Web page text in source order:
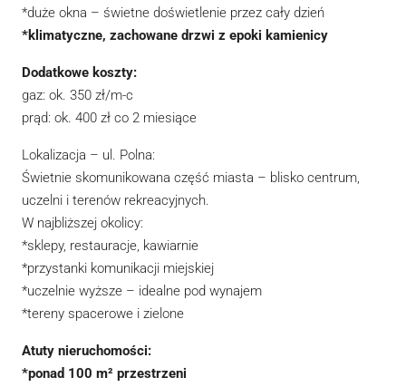
*duże okna – świetne doświetlenie przez cały dzień
*klimatyczne, zachowane drzwi z epoki kamienicy
Dodatkowe koszty:
gaz: ok. 350 zł/m-c
prąd: ok. 400 zł co 2 miesiące
Lokalizacja – ul. Polna:
Świetnie skomunikowana część miasta – blisko centrum,
uczelni i terenów rekreacyjnych.
W najbliższej okolicy:
*sklepy, restauracje, kawiarnie
*przystanki komunikacji miejskiej
*uczelnie wyższe – idealne pod wynajem
*tereny spacerowe i zielone
Atuty nieruchomości:
*ponad 100 m² przestrzeni